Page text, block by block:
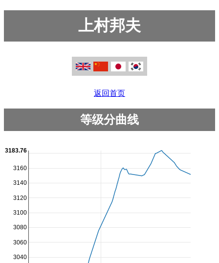
上村邦夫
返回首页
等级分曲线
3040
3060
3080
3100
3120
3140
3160
3183.76